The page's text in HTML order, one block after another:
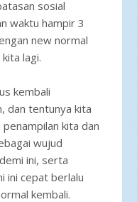
sosial
waktu hampir 3
new normal
lagi.
kembali
dan tentunya kita
kita dan
wujud
ini, serta
ini cepat berlalu
kembali.